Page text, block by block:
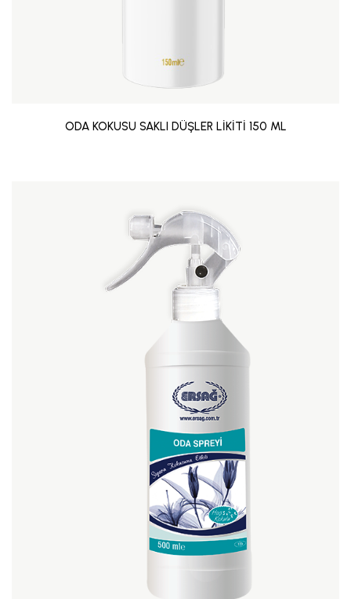
ODA KOKUSU SAKLI DÜŞLER LİKİTİ 150 ML